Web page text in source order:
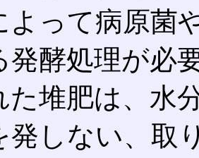
よって病原菌
発酵処理が必
た堆肥は、水
発しない、取